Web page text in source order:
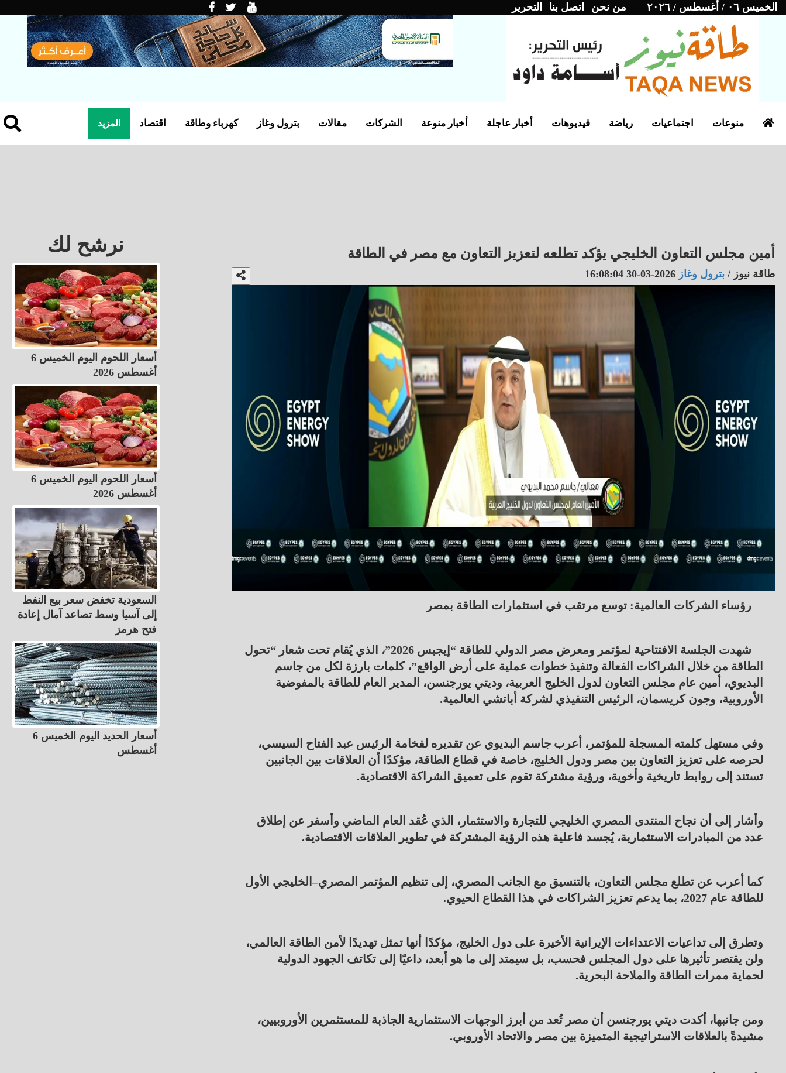
الخميس ٠٦ / أغسطس / ٢٠٢٦ من نحن اتصل بنا التحرير
المزيد اقتصاد كهرباء وطاقة بترول وغاز مقالات الشركات أخبار منوعة أخبار عاجلة فيديوهات رياضة اجتماعيات منوعات
أمين مجلس التعاون الخليجي يؤكد تطلعه لتعزيز التعاون مع مصر في الطاقة
طاقة نيوز /بترول وغاز2026-03-30 16:08:04
رؤساء الشركات العالمية: توسع مرتقب في استثمارات الطاقة بمصر
شهدت الجلسة الافتتاحية لمؤتمر ومعرض مصر الدولي للطاقة “إيجبس 2026”، الذي يُقام تحت شعار “تحول
الطاقة من خلال الشراكات الفعالة وتنفيذ خطوات عملية على أرض الواقع”، كلمات بارزة لكل من جاسم
البديوي، أمين عام مجلس التعاون لدول الخليج العربية، وديتي يورجنسن، المدير العام للطاقة بالمفوضية
الأوروبية، وجون كريسمان، الرئيس التنفيذي لشركة أباتشي العالمية.
وفي مستهل كلمته المسجلة للمؤتمر، أعرب جاسم البديوي عن تقديره لفخامة الرئيس عبد الفتاح السيسي،
لحرصه على تعزيز التعاون بين مصر ودول الخليج، خاصة في قطاع الطاقة، مؤكدًا أن العلاقات بين الجانبين
تستند إلى روابط تاريخية وأخوية، ورؤية مشتركة تقوم على تعميق الشراكة الاقتصادية.
وأشار إلى أن نجاح المنتدى المصري الخليجي للتجارة والاستثمار، الذي عُقد العام الماضي وأسفر عن إطلاق
عدد من المبادرات الاستثمارية، يُجسد فاعلية هذه الرؤية المشتركة في تطوير العلاقات الاقتصادية.
كما أعرب عن تطلع مجلس التعاون، بالتنسيق مع الجانب المصري، إلى تنظيم المؤتمر المصري–الخليجي الأول
للطاقة عام 2027، بما يدعم تعزيز الشراكات في هذا القطاع الحيوي.
وتطرق إلى تداعيات الاعتداءات الإيرانية الأخيرة على دول الخليج، مؤكدًا أنها تمثل تهديدًا لأمن الطاقة العالمي،
ولن يقتصر تأثيرها على دول المجلس فحسب، بل سيمتد إلى ما هو أبعد، داعيًا إلى تكاتف الجهود الدولية
لحماية ممرات الطاقة والملاحة البحرية.
ومن جانبها، أكدت ديتي يورجنسن أن مصر تُعد من أبرز الوجهات الاستثمارية الجاذبة للمستثمرين الأوروبيين،
مشيدةً بالعلاقات الاستراتيجية المتميزة بين مصر والاتحاد الأوروبي.
نرشح لك
أسعار اللحوم اليوم الخميس 6
أغسطس 2026
أسعار اللحوم اليوم الخميس 6
أغسطس 2026
السعودية تخفض سعر بيع النفط
إلى آسيا وسط تصاعد آمال إعادة
فتح هرمز
أسعار الحديد اليوم الخميس 6
أغسطس